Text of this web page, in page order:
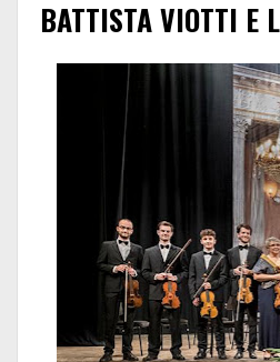
BATTISTA VIOTTI E